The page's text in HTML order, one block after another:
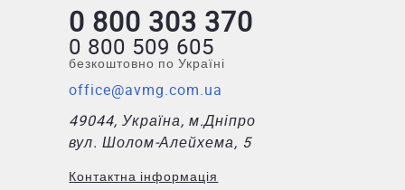
0 800 303 370
0 800 509 605
безкоштовно по Україні
office@avmg.com.ua
49044, Україна, м.Дніпро
вул. Шолом-Алейхема, 5
Контактна інформація